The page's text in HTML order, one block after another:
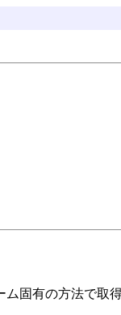
固有の方法で取